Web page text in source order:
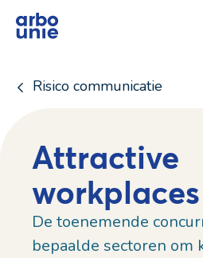
Risico communicatie
Attractive
workplaces
De toenemende
bepaalde sectoren om